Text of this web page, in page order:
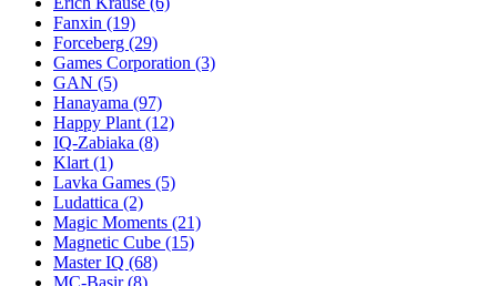
Fanxin (19)
Forceberg (29)
Games Corporation (3)
GAN (5)
Hanayama (97)
Happy Plant (12)
IQ-Zabiaka (8)
Klart (1)
Lavka Games (5)
Ludattica (2)
Magic Moments (21)
Magnetic Cube (15)
Master IQ (68)
MC-Basir(8)